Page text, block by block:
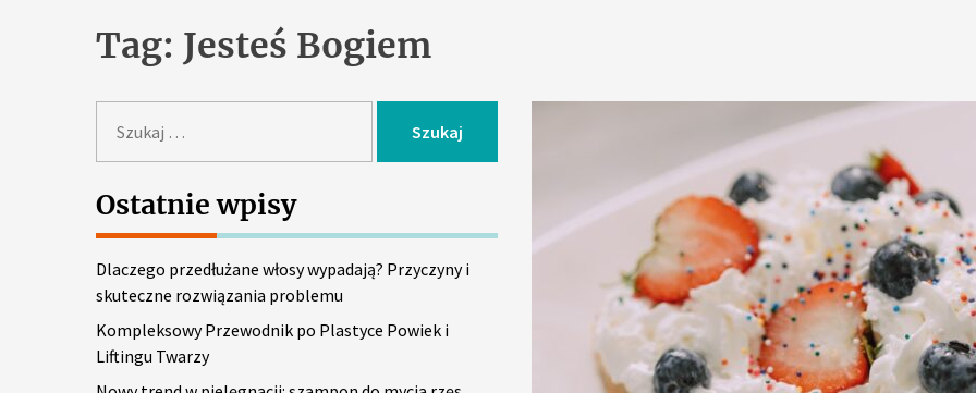
Tag: Jesteś Bogiem
u
k
a
j
:
Ostatnie wpisy
Dlaczego przedłużane włosy wypadają? Przyczyny i
skuteczne rozwiązania problemu
Kompleksowy Przewodnik po Plastyce Powiek i
Liftingu Twarzy